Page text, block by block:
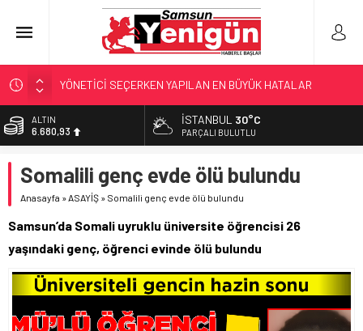
YÖNETİCİ SEÇERKEN YAPILAN EN BÜYÜK HATALAR
GERİ SAYIM BAŞLADI
SAMSUNSPOR’DA HEDEF 5’İNCİLİK!
KUNDUZ’DA SKANDAL!
ALTIN
6.680,93
13.795,57
DOLAR
55,2097
İSTANBUL 30°C
PARÇALI BULUTLU
Somalili genç evde ölü bulundu
Anasayfa »ASAYİŞ » Somalili genç evde ölü bulundu
Samsun’da Somali uyruklu üniversite öğrencisi 26
yaşındaki genç, öğrenci evinde ölü bulundu